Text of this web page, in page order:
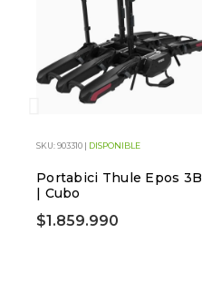
SKU: 903310 | DISPONIBLE
Portabici Thule Epos 3B
| Cubo
$1.859.990